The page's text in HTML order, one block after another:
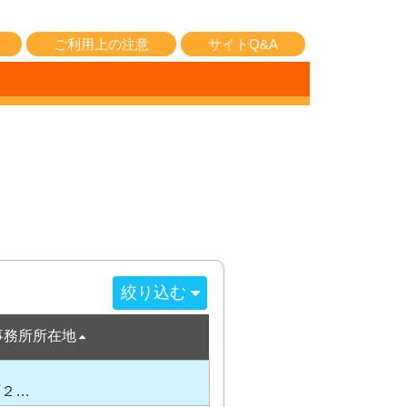
ご利用上の注意 サイトQ&A
絞り込む
務所所在地
２…